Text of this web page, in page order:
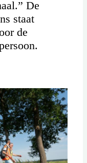
De
staat
de